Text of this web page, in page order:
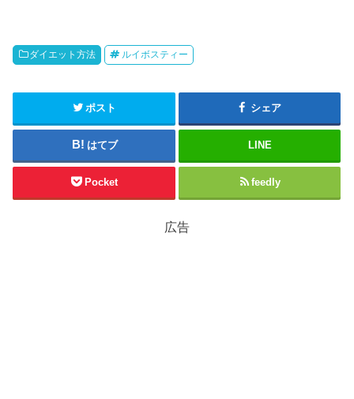
ダイエット方法 ルイボスティー
ポスト シェア
はてブ LINE
Pocket feedly
広告